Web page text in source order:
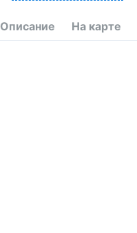
Описание На карте